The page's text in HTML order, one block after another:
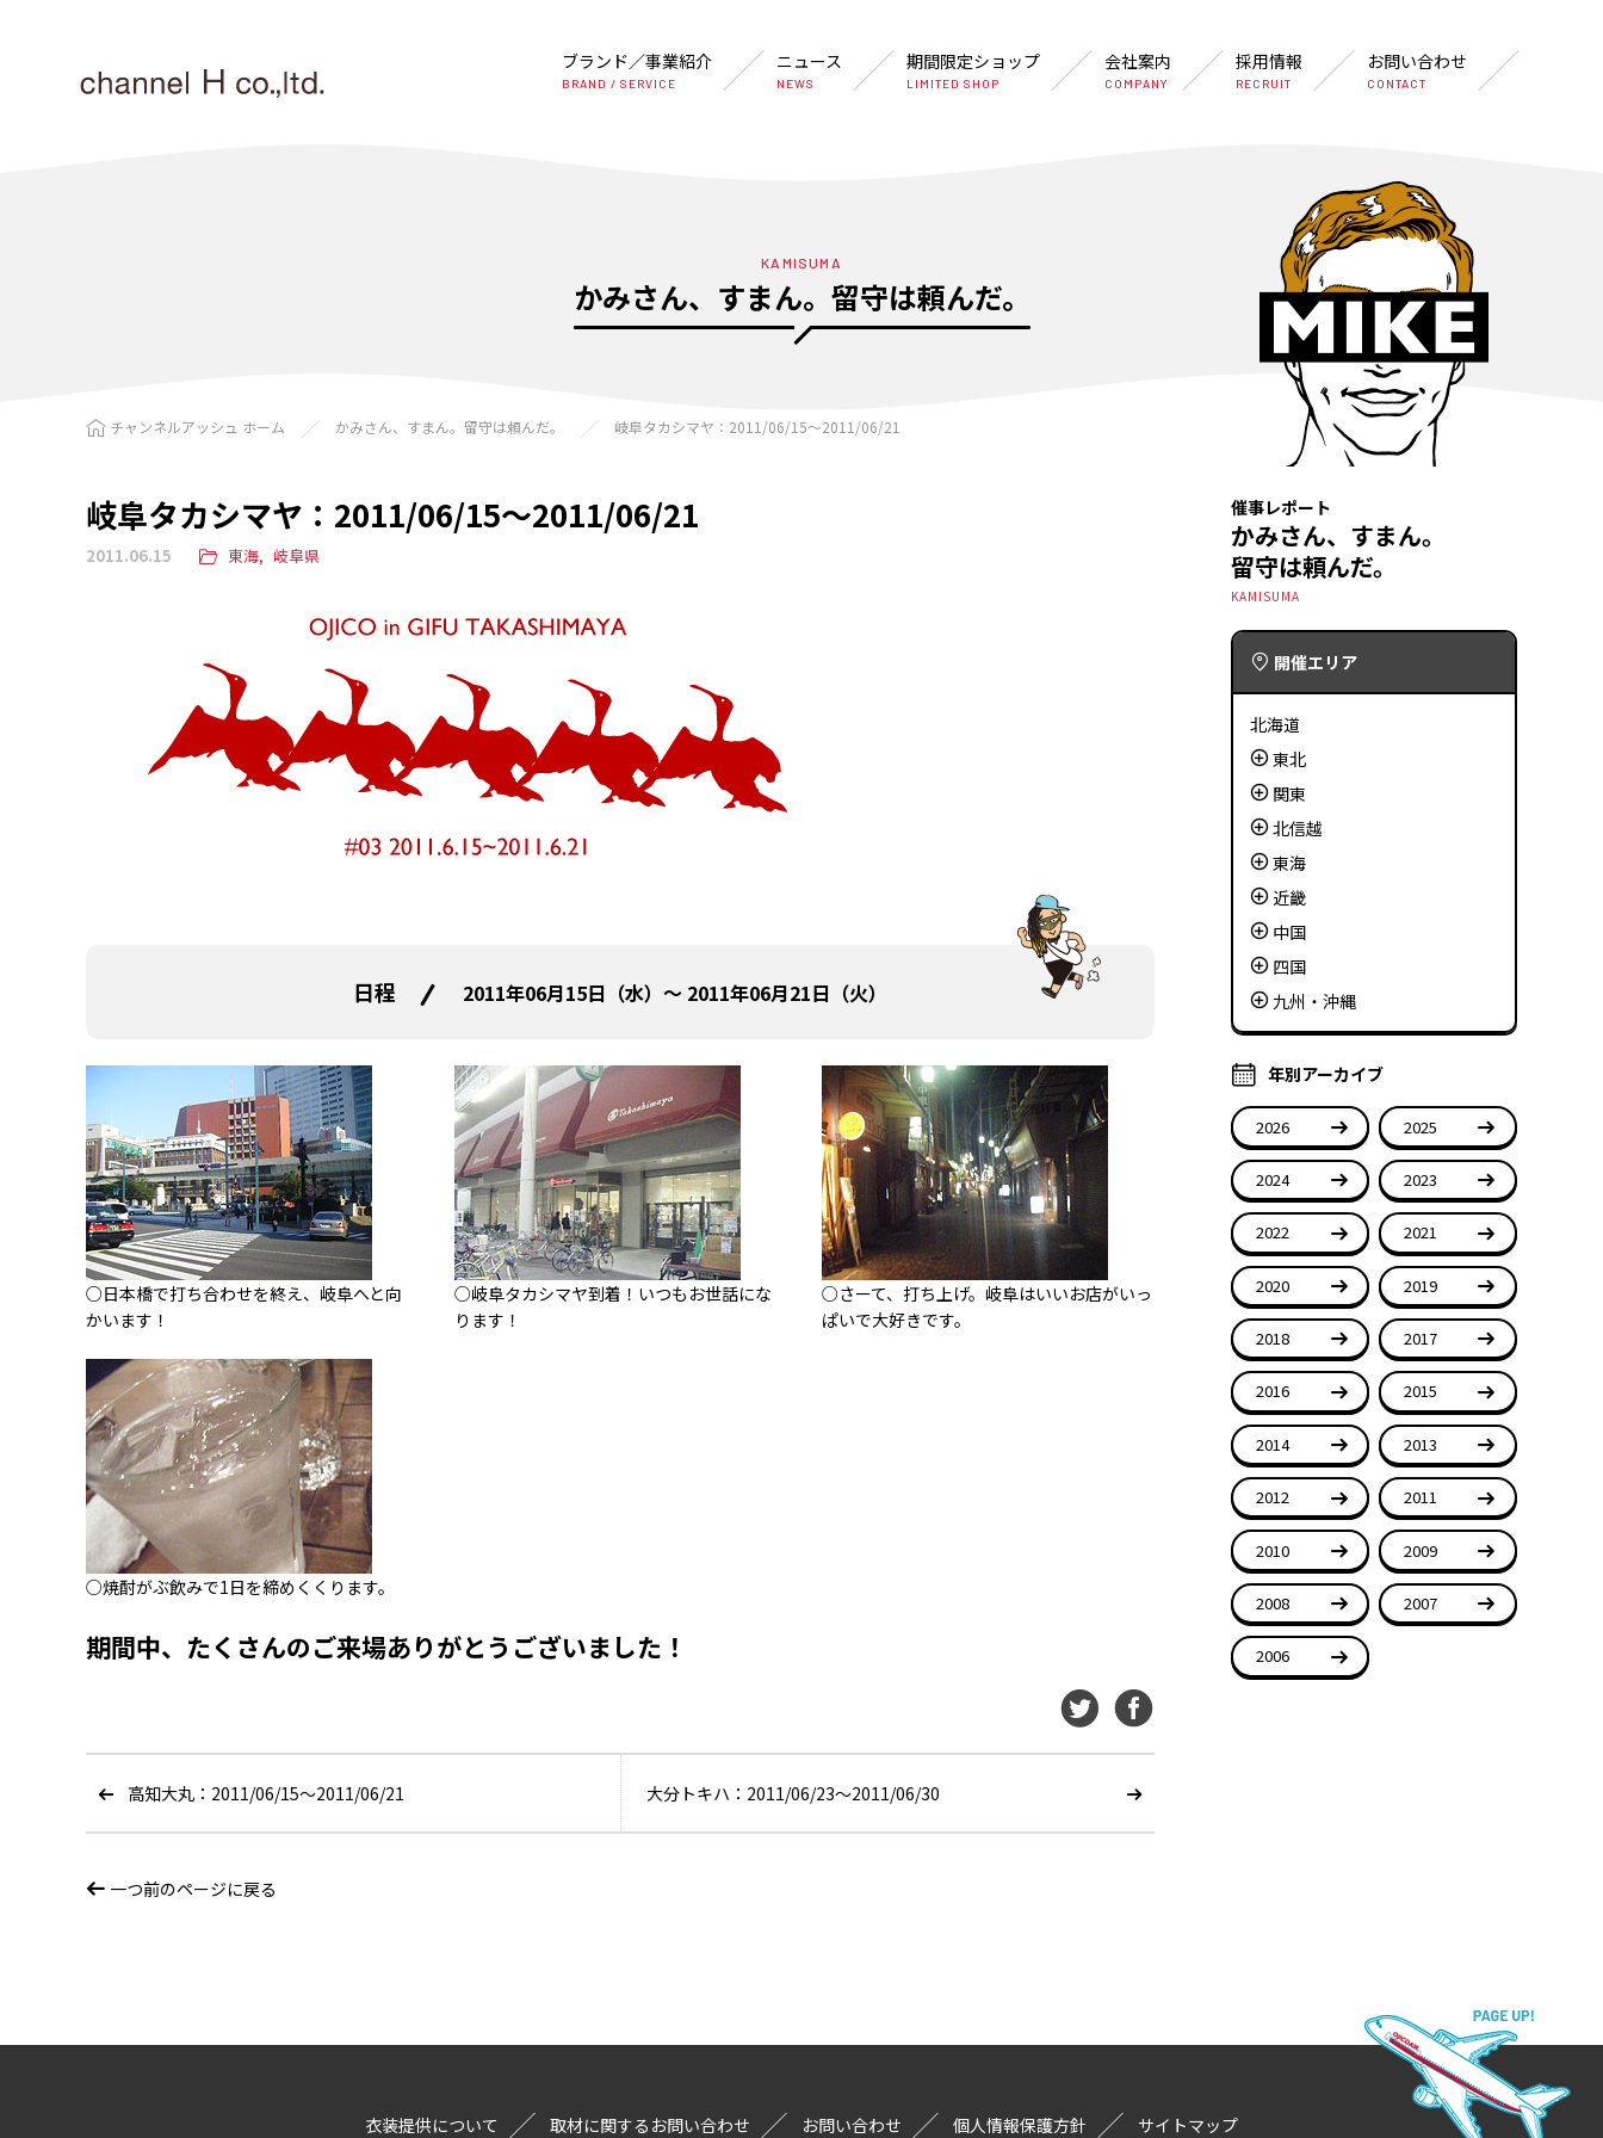
ブランド／事業紹介
BRAND / SERVICE
ニュース
NEWS
期間限定ショップ
LIMITED SHOP
会社案内
COMPANY
採用情報
RECRUIT
お問い合わせ
CONTACT
KAMISUMA
かみさん、すまん。留守は頼んだ。
チャンネルアッシュ ホーム かみさん、すまん。留守は頼んだ。 岐阜タカシマヤ：2011/06/15〜2011/06/21
岐阜タカシマヤ：2011/06/15〜2011/06/21
2011.06.15 東海 岐阜県
日程 2011年06月15日（水）～ 2011年06月21日（火）
○日本橋で打ち合わせを終え、岐阜へと向
かいます！
○岐阜タカシマヤ到着！いつもお世話にな
ります！
○さーて、打ち上げ。岐阜はいいお店がいっ
ぱいで大好きです。
○焼酎がぶ飲みで1日を締めくくります。
期間中、たくさんのご来場ありがとうございました！
高知大丸：2011/06/15〜2011/06/21 大分トキハ：2011/06/23〜2011/06/30
一つ前のページに戻る
催事レポート
かみさん、すまん。
留守は頼んだ。
KAMISUMA
開催エリア
北海道
東北
関東
北信越
東海
近畿
中国
四国
九州・沖縄
年別アーカイブ
2026 2025
2024 2023
2022 2021
2020 2019
2018 2017
2016 2015
2014 2013
2012 2011
2010 2009
2008 2007
2006
衣装提供について 取材に関するお問い合わせ お問い合わせ 個人情報保護方針 サイトマップ